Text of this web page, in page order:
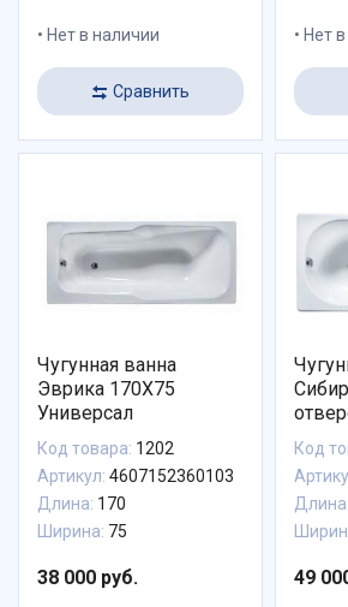
Нет в наличии
Сравнить
Нет
Чугунная ванна
Эврика 170X75
Универсал
Код товара: 1202
Артикул: 4607152360103
Длина: 170
Ширина: 75
38 000 руб.
Код
Длина:
49